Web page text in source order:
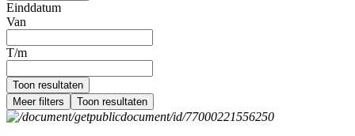
Einddatum
Van
T/m
Toon resultaten
Meer filters
Toon resultaten